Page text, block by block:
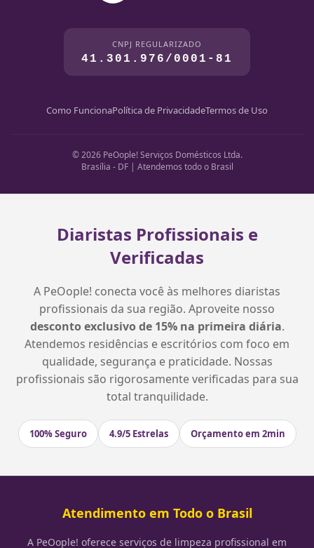
CNPJ REGULARIZADO
41.301.976/0001-81
Como FuncionaPolítica de PrivacidadeTermos de Uso
© 2026 PeOople! Serviços Domésticos Ltda.
Brasília - DF | Atendemos todo o Brasil
Diaristas Profissionais e
Verificadas
A PeOople! conecta você às melhores diaristas
profissionais da sua região. Aproveite nosso
desconto exclusivo de 15% na primeira diária.
Atendemos residências e escritórios com foco em
qualidade, segurança e praticidade. Nossas
profissionais são rigorosamente verificadas para sua
total tranquilidade.
100% Seguro 4.9/5 Estrelas Orçamento em 2min
Atendimento em Todo o Brasil
A PeOople! oferece serviços de limpeza profissional em